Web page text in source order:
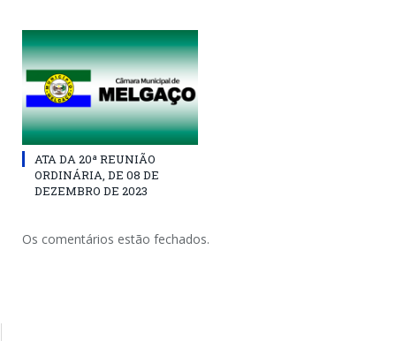
ATA DA 20ª REUNIÃO
ORDINÁRIA, DE 08 DE
DEZEMBRO DE 2023
Os comentários estão fechados.